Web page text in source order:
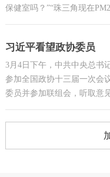
保健室吗？”“珠三角现在
习近平看望政协委员
3月4日下午，中共中央总书
参加全国政协十三届一次会
委员并参加联组会，听取意